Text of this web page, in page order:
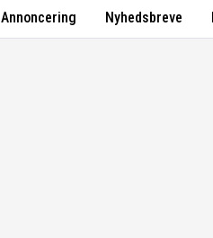
Annoncering Nyhedsbreve